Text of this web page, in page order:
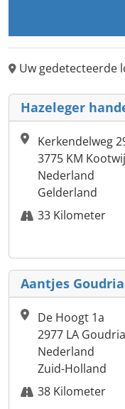
Uw gedetecteerde
Hazeleger
Kerkendelweg
3775 KM
Nederland
Gelderland
33 Kilometer
Aantjes
De Hoogt 1a
2977 LA
Nederland
Zuid-Holland
38 Kilometer